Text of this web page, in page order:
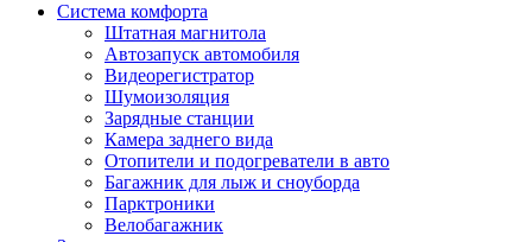
Система комфорта
Штатная магнитола
Автозапуск автомобиля
Видеорегистратор
Шумоизоляция
Зарядные станции
Камера заднего вида
Отопители и подогреватели в авто
Багажник для лыж и сноуборда
Парктроники
Велобагажник